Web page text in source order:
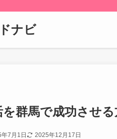
ナビ
を群馬で成功させ
7月1日 2025年12月17日